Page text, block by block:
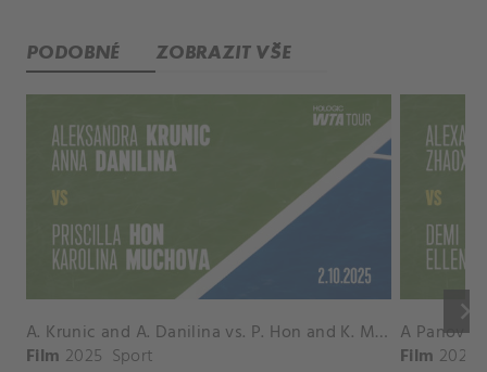
PODOBNÉ ZOBRAZIT VŠE
keyboard_arrow_right
A. Krunic and A. Danilina vs. P. Hon and K. Muchova Match Highlights - BEIJING_Capital Group Diamond ( October 02, 2025)
Film 2025 Sport Film 2026